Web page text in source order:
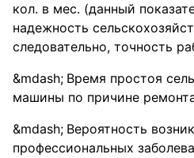
кол. в мес. (данный
надежность
следовательно, точность
Время простоя
машины по причине
Вероятность
профессиональных